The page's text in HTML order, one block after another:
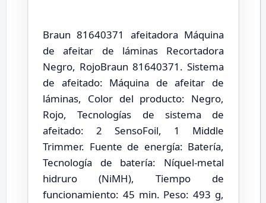
Braun 81640371 afeitadora Máquina
de afeitar de láminas Recortadora
Negro, RojoBraun 81640371. Sistema
de afeitado: Máquina de afeitar de
láminas, Color del producto: Negro,
Rojo, Tecnologías de sistema de
afeitado: 2 SensoFoil, 1 Middle
Trimmer. Fuente de energía: Batería,
Tecnología de batería: Níquel-metal
hidruro (NiMH), Tiempo de
funcionamiento: 45 min. Peso: 493 g,